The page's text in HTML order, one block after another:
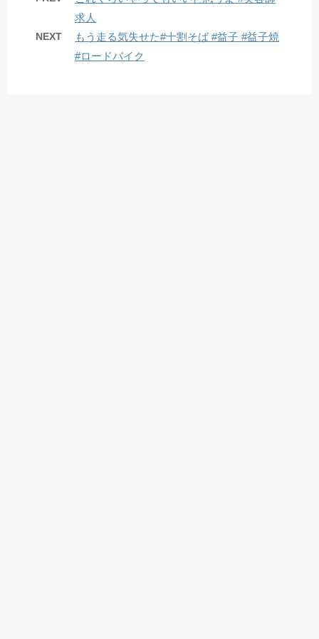
求人
NEXT
もう走る気失せた#十割そば #益子 #益子焼
#ロードバイク